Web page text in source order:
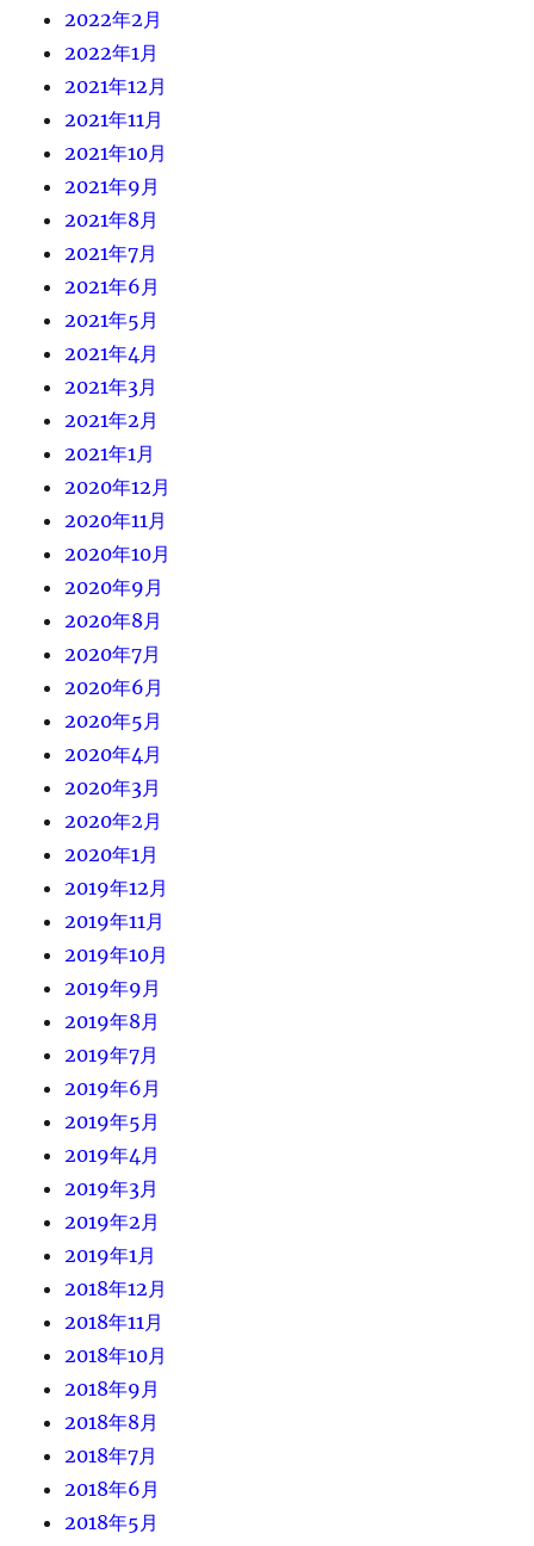
2022年2月
2022年1月
2021年12月
2021年11月
2021年10月
2021年9月
2021年8月
2021年7月
2021年6月
2021年5月
2021年4月
2021年3月
2021年2月
2021年1月
2020年12月
2020年11月
2020年10月
2020年9月
2020年8月
2020年7月
2020年6月
2020年5月
2020年4月
2020年3月
2020年2月
2020年1月
2019年12月
2019年11月
2019年10月
2019年9月
2019年8月
2019年7月
2019年6月
2019年5月
2019年4月
2019年3月
2019年2月
2019年1月
2018年12月
2018年11月
2018年10月
2018年9月
2018年8月
2018年7月
2018年6月
2018年5月